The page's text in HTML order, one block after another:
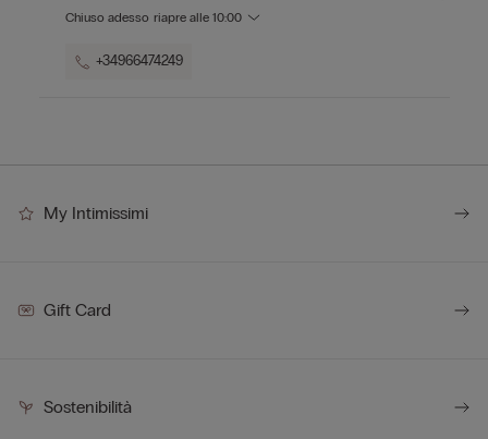
Chiuso adesso riapre alle 10:00
+34966474249
My Intimissimi
Gift Card
Sostenibilità